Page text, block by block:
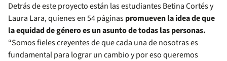
Detrás de este proyecto están las estudiantes Betina Cortés y
Laura Lara, quienes en 54 páginaspromueven la idea de que
la equidad de género es un asunto de todas las personas.
“Somos fieles creyentes de que cada una de nosotras es
fundamental para lograr un cambio y por eso queremos